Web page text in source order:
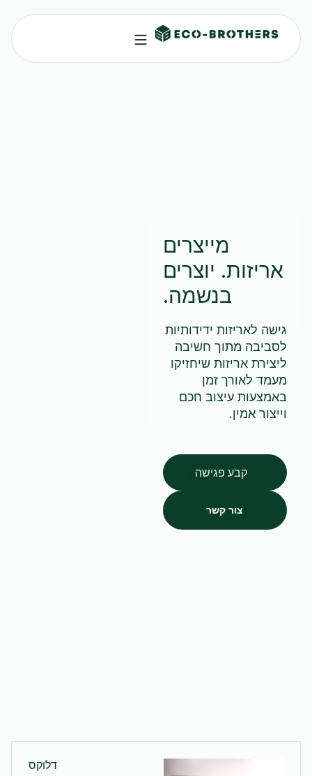
מייצרים
אריזות. יוצרים
בנשמה.
גישה לאריזות ידידותיות
לסביבה מתוך חשיבה
ליצירת אריזות שיחזיקו
מעמד לאורך זמן
באמצעות עיצוב חכם
וייצור אמין.
קבע פגישה
צור קשר
דלוקס